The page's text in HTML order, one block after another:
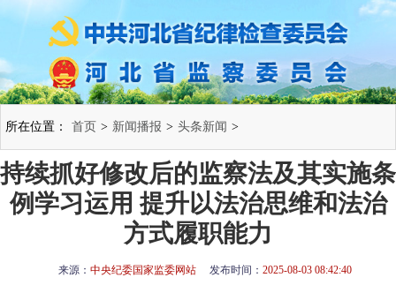
所在位置： 首页 > 新闻播报 > 头条新闻 >
持续抓好修改后的监察法及其实施条
例学习运用 提升以法治思维和法治
方式履职能力
来源： 中央纪委国家监委网站 发布时间： 2025-08-03 08:42:40